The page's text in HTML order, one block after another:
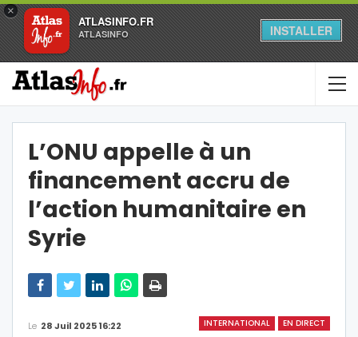
×
ATLASINFO.FR
ATLASINFO INSTALLER
L’ONU appelle à un
financement accru de
l’action humanitaire en
Syrie
INTERNATIONAL EN DIRECT
Le 28 Juil 2025 16:22